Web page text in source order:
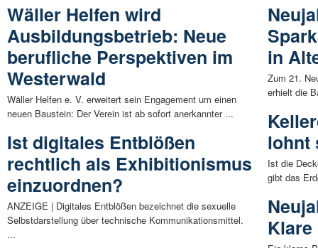
Wäller Helfen wird
Ausbildungsbetrieb: Neue
berufliche Perspektiven im
Westerwald
Wäller Helfen e. V. erweitert sein Engagement um einen
neuen Baustein: Der Verein ist ab sofort anerkannter ...
Ist digitales Entblößen
rechtlich als Exhibitionismus
einzuordnen?
ANZEIGE | Digitales Entblößen bezeichnet die sexuelle
Selbstdarstellung über technische Kommunikationsmittel.
...
in
Zum 21.
erhielt die
lohnt
Ist die
gibt das